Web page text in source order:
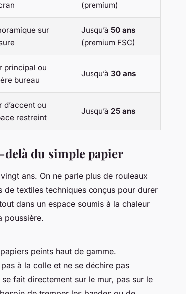
(premium)
sur
Jusqu’à 50 ans
(premium FSC)
principal ou
bureau
Jusqu’à 30 ans
d’accent ou
restreint
Jusqu’à 25 ans
du simple papier
ans. On ne parle plus de rouleaux
textiles techniques conçus pour durer
dans un espace soumis à la chaleur
poussière.
peints haut de gamme.
à la colle et ne se déchire pas
fait directement sur le mur, pas sur le